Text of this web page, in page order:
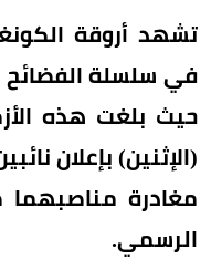
تشهد أروقة
في سلسلة الفضائح
حيث بلغت هذه
(الإثنين) بإعلان
مغادرة مناصبهما
الرسمي.